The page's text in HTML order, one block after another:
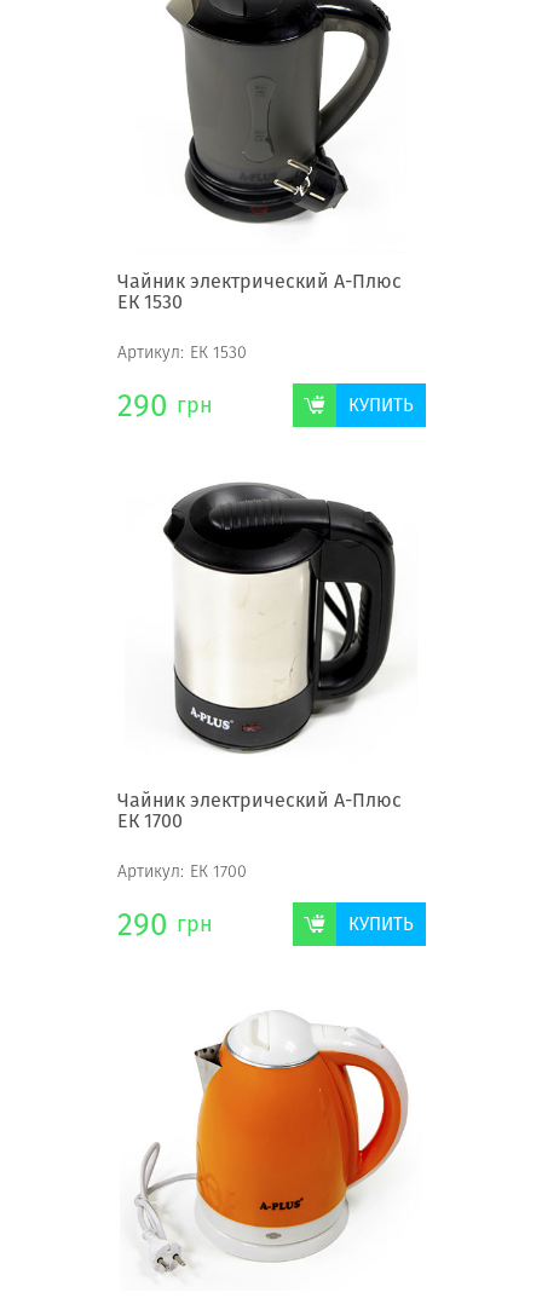
Чайник электрический А-Плюс
ЕК 1530
Артикул: ЕК 1530
290 грн КУПИТЬ
Чайник электрический А-Плюс
ЕК 1700
Артикул: ЕК 1700
290 грн КУПИТЬ